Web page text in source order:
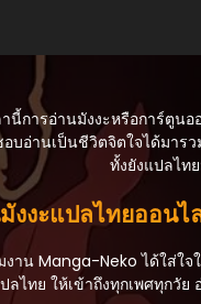
านี้การอ่านมังงะหรือการ์ตูน
บอ่านเป็นชีวิตจิตใจได้มารว
ทั้งยังแปลไท
งงะแปลไทยออนไ
งาน Manga-Neko ได้ใส่ใ
ลไทย ให้เข้าถึงทุกเพศทุกวั